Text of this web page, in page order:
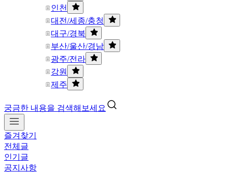
인천
대전/세종/충청
대구/경북
부산/울산/경남
광주/전라
강원
제주
궁금한 내용을 검색해보세요
즐겨찾기
전체글
인기글
공지사항